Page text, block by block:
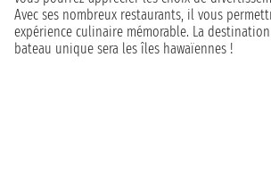
Avec ses nombreux restaurants, il vous
expérience culinaire mémorable. La
bateau unique sera les îles hawaïennes !